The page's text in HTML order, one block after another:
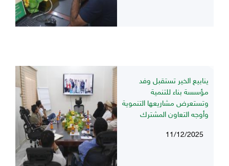
ينابيع الخير تستقبل وفد
مؤسسة بناء للتنمية
وتستعرض مشاريعها التنموية
وأوجه التعاون المشترك
11/12/2025